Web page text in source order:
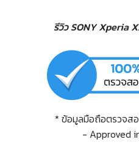
รีวิว SONY Xperia
* ข้อมูลมือถือตรวจส
- Approved